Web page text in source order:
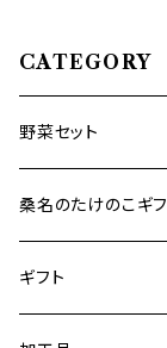
CATEGORY
野菜セット
桑名のたけのこギ
ギフト